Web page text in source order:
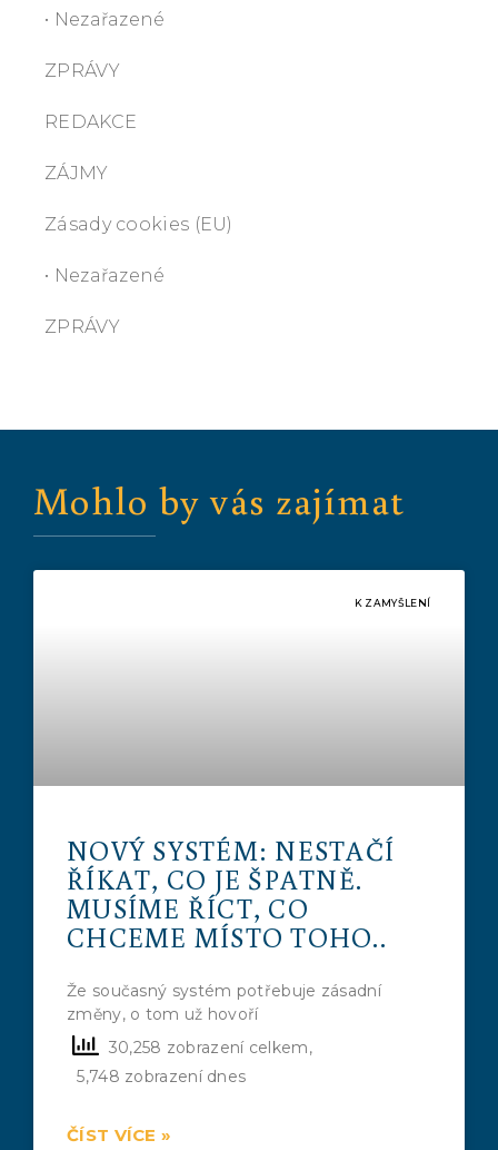
• Nezařazené
ZPRÁVY
REDAKCE
ZÁJMY
Zásady cookies (EU)
• Nezařazené
ZPRÁVY
Mohlo by vás zajímat
K ZAMYŠLENÍ
NOVÝ SYSTÉM: NESTAČÍ
ŘÍKAT, CO JE ŠPATNĚ.
MUSÍME ŘÍCT, CO
CHCEME MÍSTO TOHO..
Že současný systém potřebuje zásadní
změny, o tom už hovoří
30,258 zobrazení celkem,
5,748 zobrazení dnes
ČÍST VÍCE »